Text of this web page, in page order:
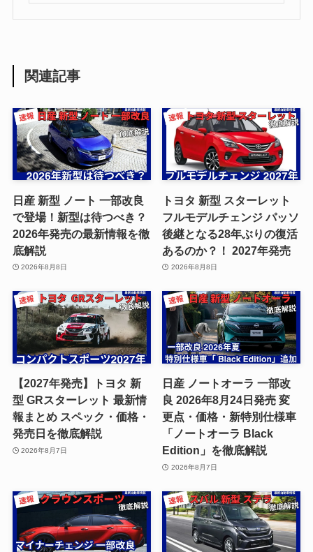
関連記事
日産 新型 ノート 一部改良
で登場！新型は待つべき？
2026年発売の最新情報を徹
底解説
2026年8月8日
トヨタ 新型 スターレット
フルモデルチェンジ パッソ
後継となる28年ぶりの復活
あるのか？！ 2027年発売
2026年8月8日
【2027年発売】トヨタ 新
型 GRスターレット 最新情
報まとめ スペック・価格・
発売日を徹底解説
2026年8月7日
日産 ノートオーラ 一部改
良 2026年8月24日発売 変
更点・価格・新特別仕様車
「ノートオーラ Black
Edition」を徹底解説
2026年8月7日